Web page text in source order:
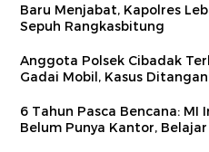
Baru Menjabat, Kapolres
Sepuh Rangkasbitung
Anggota Polsek Cibadak
Gadai Mobil, Kasus
6 Tahun Pasca Bencana:
Belum Punya Kantor,